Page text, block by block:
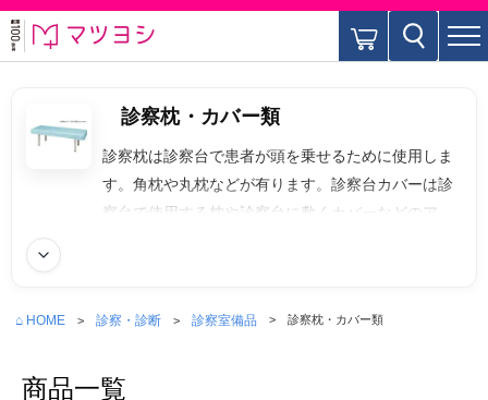
診察枕・カバー類
診察枕は診察台で患者が頭を乗せるために使用しま
す。角枕や丸枕などが有ります。診察台カバーは診
察台で使用する枕や診察台に敷くカバーなどのアク
続きを読む
⌂ HOME 診察・診断 診察室備品 診察枕・カバー類
商品一覧